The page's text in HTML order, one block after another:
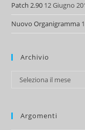
Patch 2.90 12 Giugno
Nuovo Organigramma
Archivio
Archivio
Seleziona il mese
Argomenti